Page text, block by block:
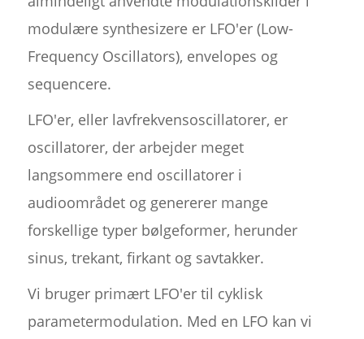
modulære synthesizere er LFO'er (Low-
Frequency Oscillators), envelopes og
sequencere.
LFO'er, eller lavfrekvensoscillatorer, er
oscillatorer, der arbejder meget
langsommere end oscillatorer i
audioområdet og genererer mange
forskellige typer bølgeformer, herunder
sinus, trekant, firkant og savtakker.
Vi bruger primært LFO'er til cyklisk
parametermodulation. Med en LFO kan vi